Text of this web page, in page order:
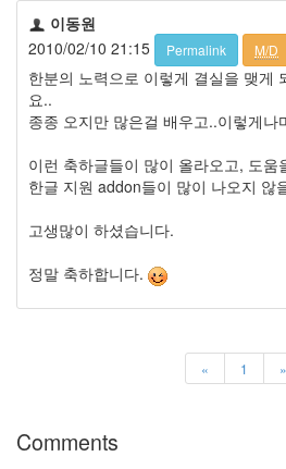
이동원
2010/02/10 21:15
Permalink M/D
한분의 노력으로 이렇게 결실을 맺게
요..
종종 오지만 많은걸 배우고..이렇게나
이런 축하글들이 많이 올라오고, 도움
한글 지원 addon들이 많이 나오지 않
고생많이 하셨습니다.
정말 축하합니다.
« 1 »
Comments